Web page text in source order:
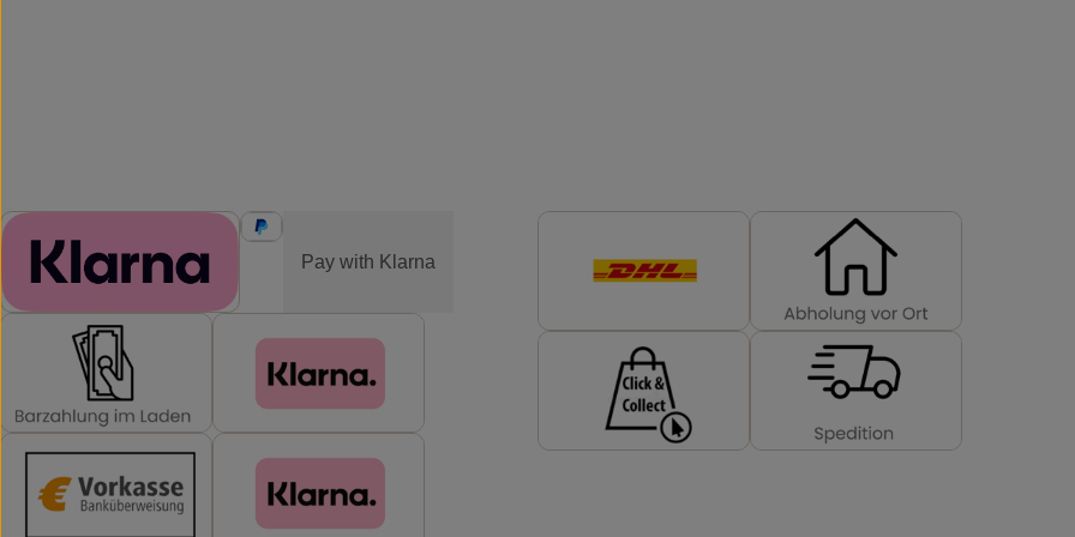
Pay with Klarna